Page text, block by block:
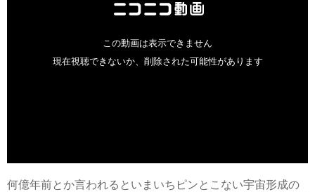
何億年前とか言われるといまいちピンとこない宇宙形成の